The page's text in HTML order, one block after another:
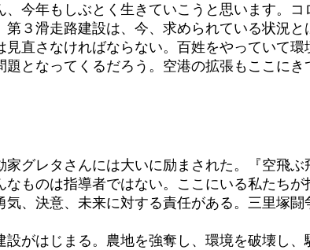
今年もしぶとく生きていこうと思います。コ
３滑走路建設は、今、求められている状況
直さなければならない。百姓をやっていて
となってくるだろう。空港の拡張もここに
グレタさんには大いに励まされた。『空飛ぶ
ものは指導者ではない。ここにいる私たち
、決意、未来に対する責任がある。三里塚
がはじまる。農地を強奪し、環境を破壊し、